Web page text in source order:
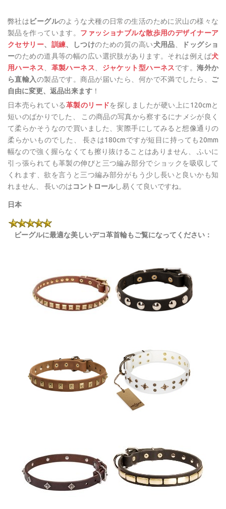
弊社はビーグルのような犬種の日常の生活のために沢山の様々な
製品を作っています。 ファッショナブルな散歩用のデザイナーア
クセサリー、 訓練、しつけのための質の高い犬用品
ドッグショ
ーのための道具等の幅の広い選択肢があります。それは例えば犬
用ハーネス
革製ハーネス ジャケット型ハーネスです。海外か
ら直輸入の製品です。商品が届いたら、何かで不満でしたら、 ご
自由に変更、返品出来ます ！
日本売られている革製のリードを探しましたが硬い上に120cmと
短いのばかりでした、 この商品の写真から察するにナメシが良く
て柔らかそうなので買いました、実際手にしてみると想像通りの
柔らかいものでした、 長さは180cmですが短目に持っても20mm
幅なので強く握らなくても擦り抜けることはありません、 ふいに
引っ張られても革製の伸びと三つ編み部分でショックを吸収して
くれます、欲を言うと三つ編み部分がもう少し長いと良いかも知
れません、 長いのはコントロールし易くて良いですね。
日本
ビーグルに最適な美しいデコ革首輪もご覧になってください：